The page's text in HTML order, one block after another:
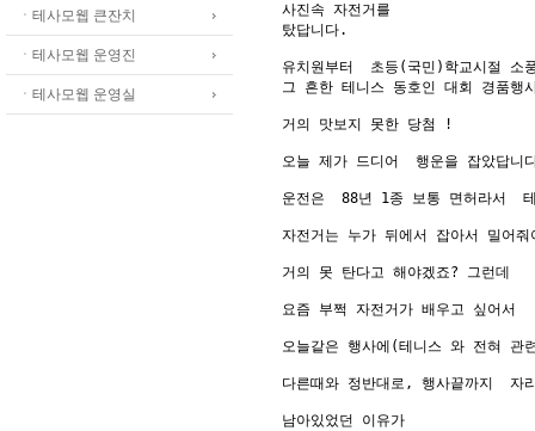
ㆍ테사모웹 큰잔치
ㆍ테사모웹 운영진
ㆍ테사모웹 운영실
사진속 자전거를
탔답니다.
유치원부터  초등(국민)학교시절 소
그 흔한 테니스 동호인 대회 경품행
거의 맛보지 못한 당첨 !
오늘 제가 드디어  행운을 잡았답니
운전은  88년 1종 보통 면허라서
자전거는 누가 뒤에서 잡아서 밀어
거의 못 탄다고 해야겠죠? 그런데
요즘 부쩍 자전거가 배우고 싶어서
오늘같은 행사에(테니스 와 전혀
다른때와 정반대로, 행사끝까지  자
남아있었던 이유가